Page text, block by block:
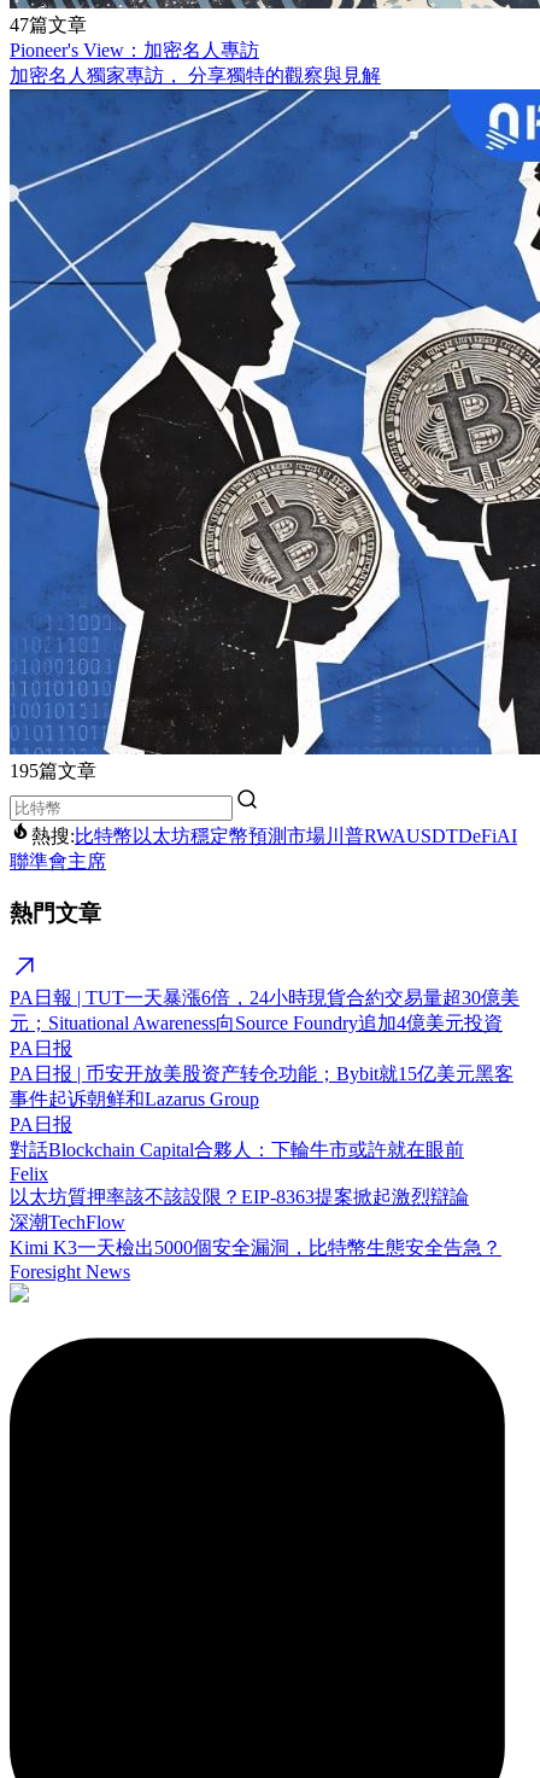
47篇文章
Pioneer's View：加密名人專訪
加密名人獨家專訪， 分享獨特的觀察與見解
195篇文章
熱搜:比特幣 以太坊穩定幣預測市場川普RWAUSDTDeFiAI
聯準會主席
熱門文章
PA日報 | TUT一天暴漲6倍，24小時現貨合約交易量超30億美
元；Situational Awareness向Source Foundry追加4億美元投資
PA日报
PA日报 | 币安开放美股资产转仓功能；Bybit就15亿美元黑客
事件起诉朝鲜和Lazarus Group
PA日报
對話Blockchain Capital合夥人：下輪牛市或許就在眼前
Felix
以太坊質押率該不該設限？EIP-8363提案掀起激烈辯論
深潮TechFlow
Kimi K3一天檢出5000個安全漏洞，比特幣生態安全告急？
Foresight News